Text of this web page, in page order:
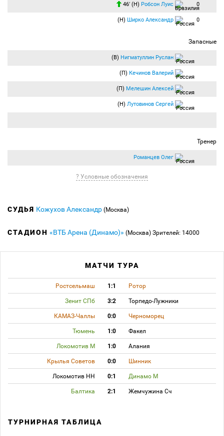
46′ (Н) Робсон Луис 0
(Н) Ширко Александр 0
Запасные
(В) Нигматуллин Руслан
(П) Кечинов Валерий
(П) Мелешин Алексей
(Н) Лутовинов Сергей
Тренер
Романцев Олег
? Условные обозначения
СУДЬЯ Кожухов Александр (Москва)
СТАДИОН «ВТБ Арена (Динамо)» (Москва) Зрителей: 14000
МАТЧИ ТУРА
Ростсельмаш 1:1 Ротор
Зенит СПб 3:2 Торпедо-Лужники
КАМАЗ-Чаллы 0:0 Черноморец
Тюмень 1:0 Факел
Локомотив М 1:0 Алания
Крылья Советов 0:0 Шинник
Локомотив НН 0:1 Динамо М
Балтика 2:1 Жемчужина Сч
ТУРНИРНАЯ ТАБЛИЦА